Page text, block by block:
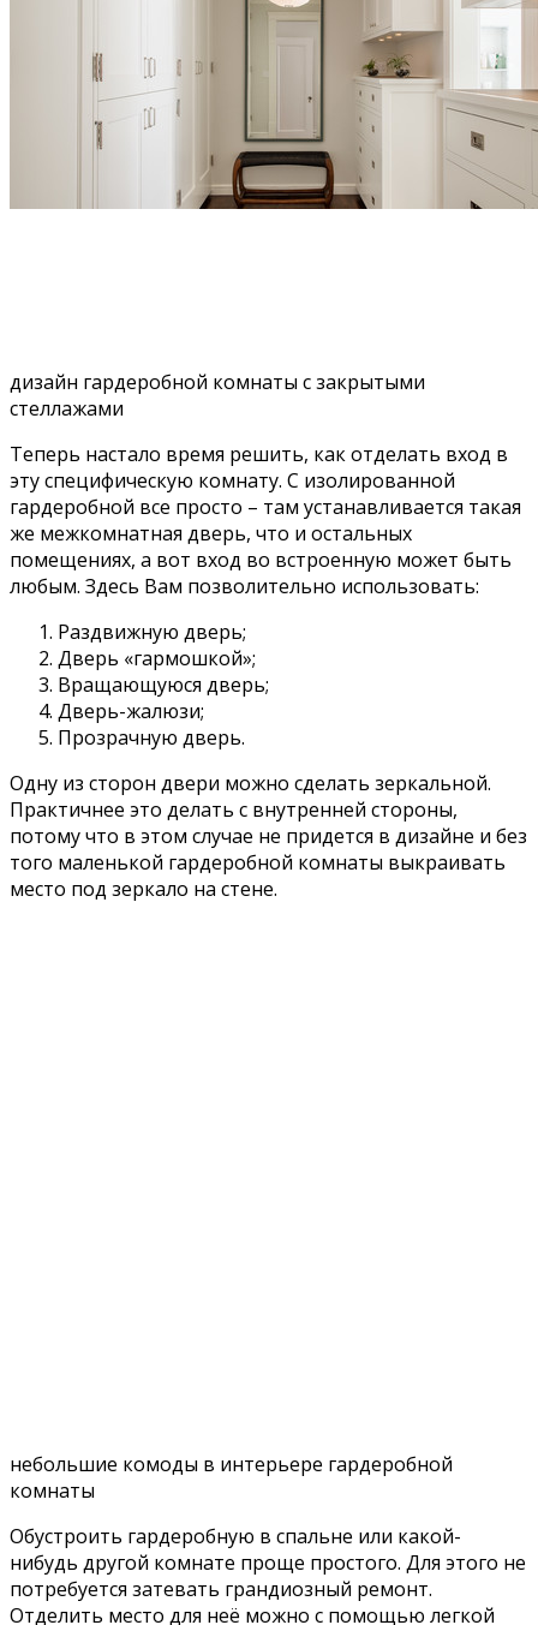
дизайн гардеробной комнаты с закрытыми
стеллажами
Теперь настало время решить, как отделать вход в
эту специфическую комнату. С изолированной
гардеробной все просто – там устанавливается такая
же межкомнатная дверь, что и остальных
помещениях, а вот вход во встроенную может быть
любым. Здесь Вам позволительно использовать:
Раздвижную дверь;
Дверь «гармошкой»;
Вращающуюся дверь;
Дверь-жалюзи;
Прозрачную дверь.
Одну из сторон двери можно сделать зеркальной.
Практичнее это делать с внутренней стороны,
потому что в этом случае не придется в дизайне и без
того маленькой гардеробной комнаты выкраивать
место под зеркало на стене.
небольшие комоды в интерьере гардеробной
комнаты
Обустроить гардеробную в спальне или какой-
нибудь другой комнате проще простого. Для этого не
потребуется затевать грандиозный ремонт.
Отделить место для неё можно с помощью легкой